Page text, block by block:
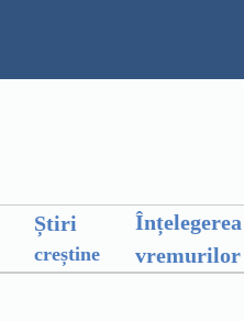
Știri
creștine
Înțelegerea
vremurilor